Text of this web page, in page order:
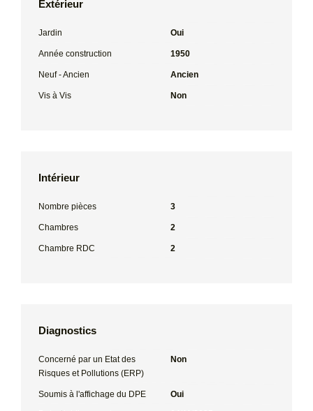
Extérieur
Jardin Oui
Année construction 1950
Neuf - Ancien Ancien
Vis à Vis Non
Intérieur
Nombre pièces 3
Chambres 2
Chambre RDC 2
Diagnostics
Concerné par un Etat des
Risques et Pollutions (ERP)
Non
Soumis à l'affichage du DPE Oui